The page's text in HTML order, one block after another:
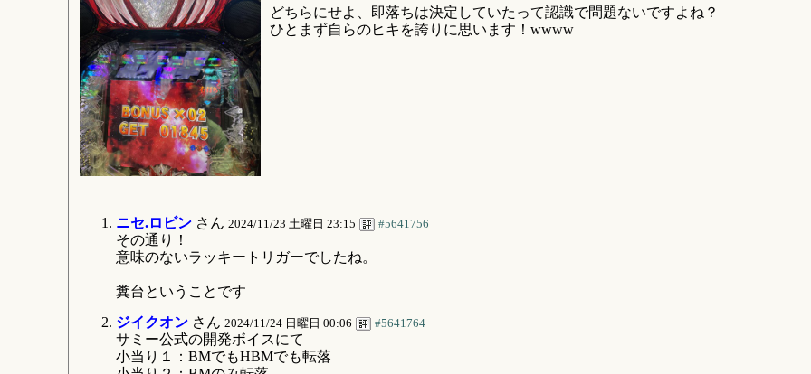
どちらにせよ、即落ちは決定していたって認識で問題ないですよね？
ひとまず自らのヒキを誇りに思います！wwww
ニセ.ロビンさん 2024/11/23 土曜日 23:15 #5641756
その通り！
意味のないラッキートリガーでしたね。
糞台ということです
ジイクオンさん 2024/11/24 日曜日 00:06 #5641764
サミー公式の開発ボイスにて
小当り１：BMでもHBMでも転落